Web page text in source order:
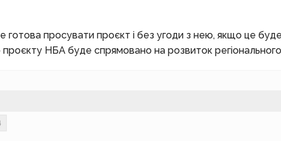
готова просувати проєкт і без угоди з нею, якщо це
проєкту НБА буде спрямовано на розвиток